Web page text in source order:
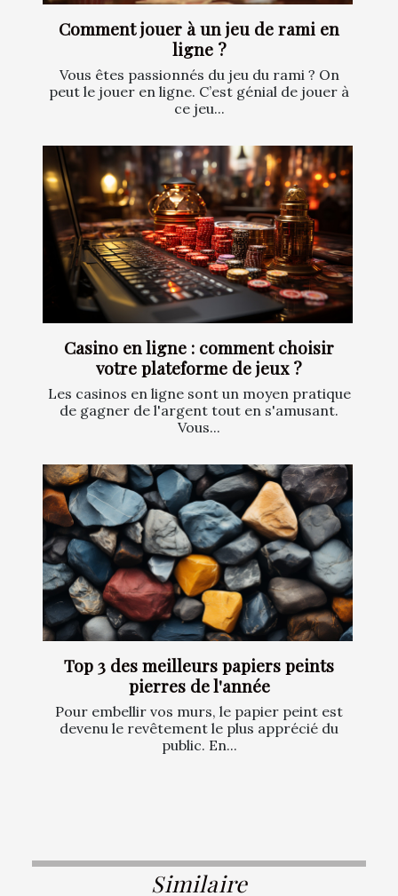
Comment jouer à un jeu de rami en
ligne ?
Vous êtes passionnés du jeu du rami ? On
peut le jouer en ligne. C’est génial de jouer à
ce jeu...
Casino en ligne : comment choisir
votre plateforme de jeux ?
Les casinos en ligne sont un moyen pratique
de gagner de l'argent tout en s'amusant.
Vous...
Top 3 des meilleurs papiers peints
pierres de l'année
Pour embellir vos murs, le papier peint est
devenu le revêtement le plus apprécié du
public. En...
Similaire